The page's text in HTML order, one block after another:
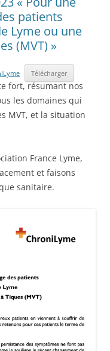
patients
Lyme ou une
(MVT) »
Télécharger
fort, résumant nos
les domaines qui
MVT, et la situation
France Lyme,
et faisons
sanitaire.